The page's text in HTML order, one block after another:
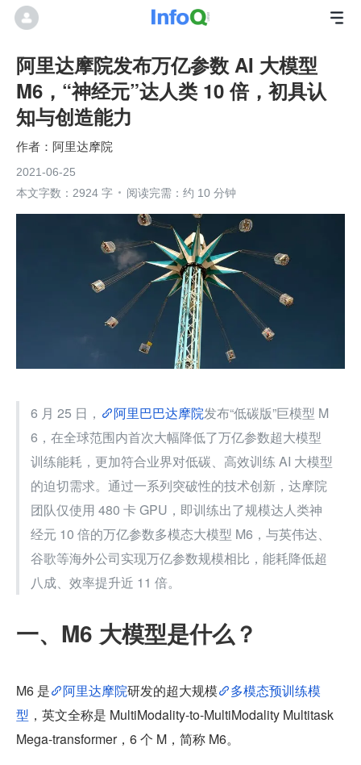
阿里达摩院发布万亿参数 AI 大模型
M6，“神经元”达人类 10 倍，初具认
知与创造能力
阿里达摩院
2021-06-25
本文字数：2924 字
阅读完需：约 10 分钟
6 月 25 日， 阿里巴巴达摩院发布“低碳版”巨模型 M
6，在全球范围内首次大幅降低了万亿参数超大模型
训练能耗，更加符合业界对低碳、高效训练 AI 大模型
的迫切需求。通过一系列突破性的技术创新，达摩院
团队仅使用 480 卡 GPU，即训练出了规模达人类神
经元 10 倍的万亿参数多模态大模型 M6，与英伟达、
谷歌等海外公司实现万亿参数规模相比，能耗降低超
八成、效率提升近 11 倍。
一、M6 大模型是什么？
M6 是 阿里达摩院研发的超大规模
多模态预训练模
型 ，英文全称是 MultiModality-to-MultiModality Multitask
Mega-transformer，6 个 M，简称 M6。